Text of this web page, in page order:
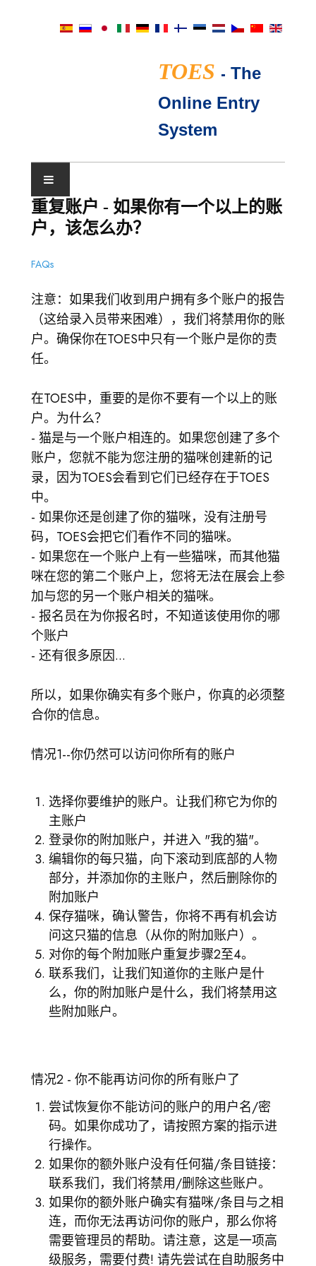
TOES - The
Online Entry
System
展会日历
登录
REPORTED ISSUES
CAT SHOW APP FAQ'S
重复账户 - 如果你有一个以上的账
户，该怎么办？
FAQs
注意：如果我们收到用户拥有多个账户的报告
（这给录入员带来困难），我们将禁用你的账
户。确保你在TOES中只有一个账户是你的责
任。
在TOES中，重要的是你不要有一个以上的账
户。为什么？
- 猫是与一个账户相连的。如果您创建了多个
账户，您就不能为您注册的猫咪创建新的记
录，因为TOES会看到它们已经存在于TOES
中。
- 如果你还是创建了你的猫咪，没有注册号
码，TOES会把它们看作不同的猫咪。
- 如果您在一个账户上有一些猫咪，而其他猫
咪在您的第二个账户上，您将无法在展会上参
加与您的另一个账户相关的猫咪。
- 报名员在为你报名时，不知道该使用你的哪
个账户
- 还有很多原因...
所以，如果你确实有多个账户，你真的必须整
合你的信息。
情况1--你仍然可以访问你所有的账户
选择你要维护的账户。让我们称它为你的
主账户
登录你的附加账户，并进入 "我的猫"。
编辑你的每只猫，向下滚动到底部的人物
部分，并添加你的主账户，然后删除你的
附加账户
保存猫咪，确认警告，你将不再有机会访
问这只猫的信息（从你的附加账户）。
对你的每个附加账户重复步骤2至4。
联系我们，让我们知道你的主账户是什
么，你的附加账户是什么，我们将禁用这
些附加账户。
情况2 - 你不能再访问你的所有账户了
尝试恢复你不能访问的账户的用户名/密
码。如果你成功了，请按照方案的指示进
行操作。
如果你的额外账户没有任何猫/条目链接：
联系我们，我们将禁用/删除这些账户。
如果你的额外账户确实有猫咪/条目与之相
连，而你无法再访问你的账户，那么你将
需要管理员的帮助。请注意，这是一项高
级服务，需要付费! 请先尝试在自助服务中